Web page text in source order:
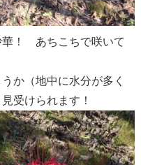
！ あちこちで咲いて
か（地中に水分が多く
受けられます！